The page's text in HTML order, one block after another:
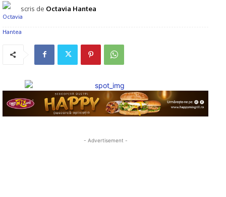
scris de Octavia Hantea
- Advertisement -